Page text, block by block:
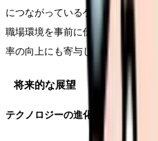
につながっているケースが多く報
職場環境を事前に伝えることで、
率の向上にも寄与しています。
将来的な展望
テクノロジーの進化による可能性